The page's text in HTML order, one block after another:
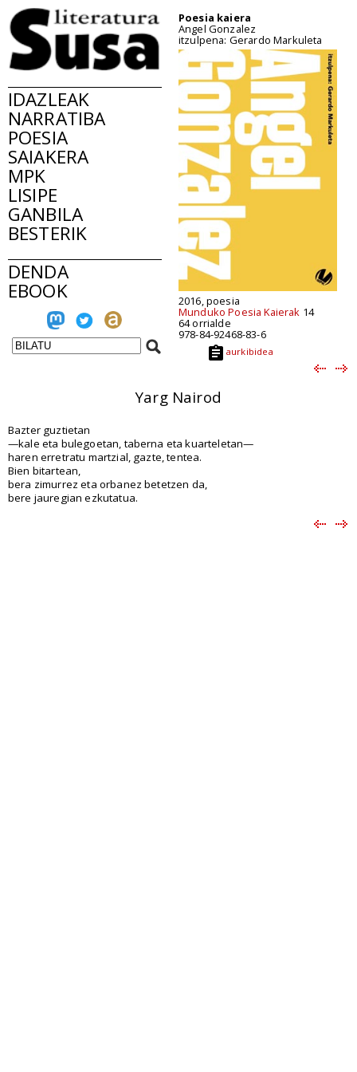
IDAZLEAK
NARRATIBA
POESIA
SAIAKERA
MPK
LISIPE
GANBILA
BESTERIK
DENDA
EBOOK
Poesia kaiera
Angel Gonzalez
itzulpena: Gerardo Markuleta
2016, poesia
Munduko Poesia Kaierak 14
64 orrialde
978-84-92468-83-6
aurkibidea
Yarg Nairod
Bazter guztietan
—kale eta bulegoetan, taberna eta kuarteletan—
haren erretratu martzial, gazte, tentea.
Bien bitartean,
bera zimurrez eta orbanez betetzen da,
bere jauregian ezkutatua.